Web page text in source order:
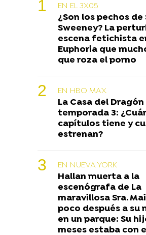
EN EL 3X05
¿Son los pechos de
Sweeney? La
escena fetichista
Euphoria que
que roza el porno
EN HBO MAX
La Casa del Dragón
temporada 3:
capítulos tiene y
estrenan?
EN NUEVA YORK
Hallan muerta a la
escenógrafa de La
maravillosa Sra.
poco después a su
en un parque: Su
meses estaba con